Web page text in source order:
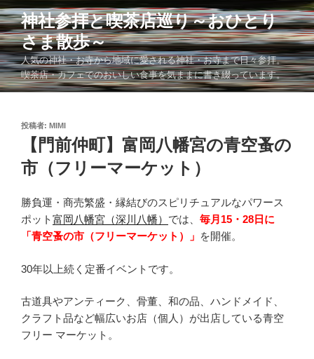
コ
ン
テ
ン
ツ
へ
神社参拝と喫茶店巡り～おひとり
さま散歩～
人気の神社・お寺から地域に愛される神社・お寺まで日々参拝。
喫茶店・カフェでのおいしい食事を気ままに書き綴っています。
投
投稿者: MIMI
【門前仲町】富岡八幡宮の青空蚤の
市（フリーマーケット）
勝負運・商売繁盛・縁結びのスピリチュアルなパワース
ポット富岡八幡宮（深川八幡） では、 毎月15・28日に
「青空蚤の市（フリーマーケット）」 を開催。
30年以上続く定番イベントです。
古道具やアンティーク、骨董、和の品、ハンドメイド、
クラフト品など幅広いお店（個人）が出店している青空
フリー マーケット。